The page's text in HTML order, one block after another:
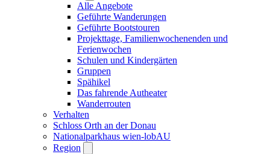
Alle Angebote
Geführte Wanderungen
Geführte Bootstouren
Projekttage, Familienwochenenden und
Ferienwochen
Schulen und Kindergärten
Gruppen
Spähikel
Das fahrende Autheater
Wanderrouten
Verhalten
Schloss Orth an der Donau
Nationalparkhaus wien-lobAU
Region